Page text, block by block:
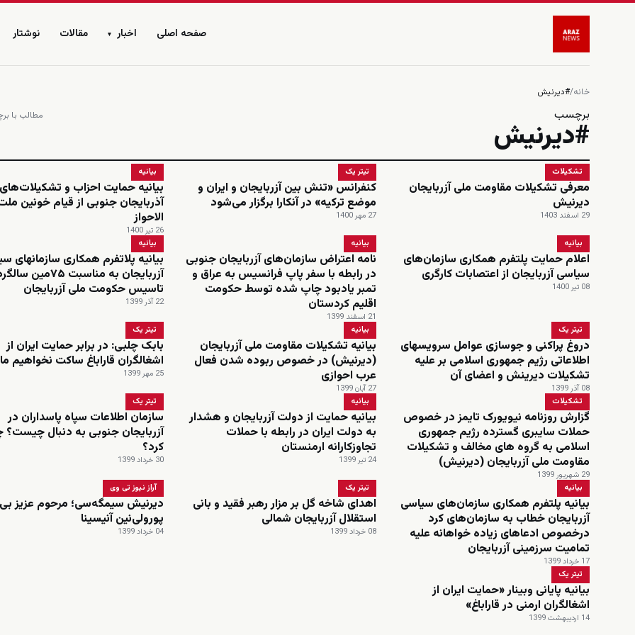
صفحه اصلی اخبار ▾ مقالات نوشتار
خانه/#دیرنیش
برچسب
#دیرنیش
مطالب با
تشکیلات
معرفی تشکیلات مقاومت ملی آزربایجان
دیرنیش
29 اسفند 1403
تیتر یک
کنفرانس «تنش بین آزربایجان و ایران و
موضع ترکیه» در آنکارا برگزار می‌شود
27 مهر 1400
بیانیه
بیانیه حمایت احزاب و تشکیلات‌های
آذربایجان جنوبی از قیام خونین
الاحواز
26 تیر 1400
بیانیه
اعلام حمایت پلتفرم همکاری سازمان‌های
سیاسی آزربایجان از اعتصابات کارگری
08 تیر 1400
بیانیه
نامه اعتراض سازمان‌های آزربایجان جنوبی
در رابطه با سفر پاپ فرانسیس به عراق و
تمبر یادبود چاپ شده توسط حکومت
اقلیم کردستان
21 اسفند 1399
بیانیه
بیانیه پلاتفرم همکاری سازمانهای
آزربایجان به مناسبت ۷۵مین
تاسیس حکومت ملی آزربایجان
22 آذر 1399
تیتر یک
دروغ پراکنی و جوسازی عوامل سرویسهای
اطلاعاتی رژیم جمهوری اسلامی بر علیه
تشکیلات دیرینش و اعضای آن
08 آذر 1399
بیانیه
بیانیه تشکیلات مقاومت ملی آزربایجان
(دیرنیش) در خصوص ربوده شدن فعال
عرب احوازی
27 آبان 1399
تیتر یک
بابک چلبی: در برابر حمایت ایران از
اشغالگران قاراباغ ساکت نخواهیم
25 مهر 1399
تشکیلات
گزارش روزنامه نیویورک تایمز در خصوص
حملات سایبری گسترده رژیم جمهوری
اسلامی به گروه های مخالف و تشکیلات
مقاومت ملی آزربایجان (دیرنیش)
29 شهریور 1399
بیانیه
بیانیه حمایت از دولت آزربایجان و هشدار
به دولت ایران در رابطه با حملات
تجاوزکارانه ارمنستان
24 تیر 1399
تیتر یک
سازمان اطلاعات سپاه پاسداران در
آزربایجان جنوبی به دنبال چیست؟
کرد؟
30 خرداد 1399
بیانیه
بیانیه پلتفرم همکاری سازمان‌های سیاسی
آزربایجان خطاب به سازمان‌های کرد
درخصوص ادعاهای زیاده خواهانه علیه
تمامیت سرزمینی آزربایجان
17 خرداد 1399
تیتر یک
اهدای شاخه گل بر مزار رهبر فقید و بانی
استقلال آزربایجان شمالی
08 خرداد 1399
آراز نیوز تی وی
دیرنیش سیمگه‌سی؛ مرحوم عزیز بی
پورولی‌نین آنیسینا
04 خرداد 1399
تیتر یک
بیانیه پایانی وبینار «حمایت ایران از
اشغالگران ارمنی در قاراباغ»
14 اردیبهشت 1399